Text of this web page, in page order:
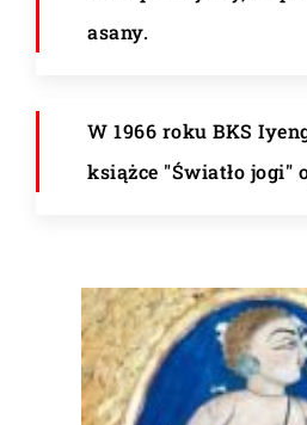
asany.
W 1966 roku BKS
książce "Światło jogi"